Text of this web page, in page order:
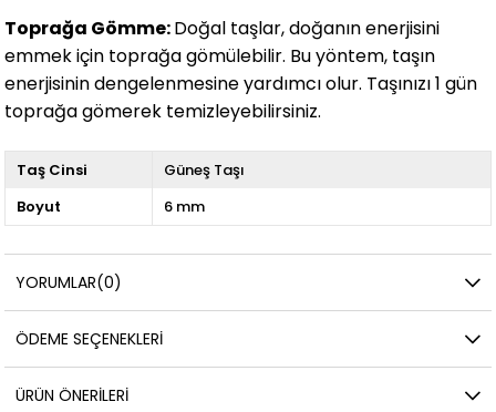
Toprağa Gömme:Doğal taşlar, doğanın enerjisini
emmek için toprağa gömülebilir. Bu yöntem, taşın
enerjisinin dengelenmesine yardımcı olur. Taşınızı 1 gün
toprağa gömerek temizleyebilirsiniz.
Taş Cinsi
Güneş Taşı
Boyut
6 mm
YORUMLAR(0)
ÖDEME SEÇENEKLERI
ÜRÜN ÖNERILERI